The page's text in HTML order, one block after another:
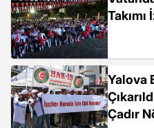
Takımı
Yalova
Çadır